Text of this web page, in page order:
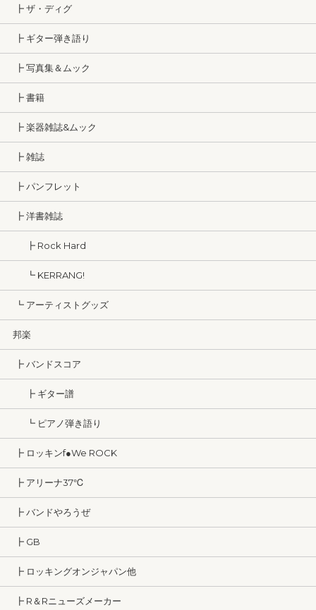
┣ ザ・ディグ
┣ ギター弾き語り
┣ 写真集＆ムック
┣ 書籍
┣ 楽器雑誌&ムック
┣ 雑誌
┣ パンフレット
┣ 洋書雑誌
┣ Rock Hard
┗ KERRANG!
┗ アーティストグッズ
邦楽
┣ バンドスコア
┣ ギター譜
┗ ピアノ弾き語り
┣ ロッキンf●We ROCK
┣ アリーナ37℃
┣ バンドやろうぜ
┣ GB
┣ ロッキングオンジャパン他
┣ R＆Rニューズメーカー